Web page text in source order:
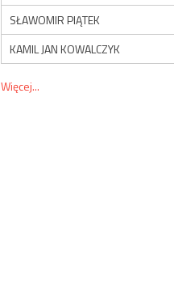
SŁAWOMIR PIĄTEK
KAMIL JAN KOWALCZYK
Więcej...